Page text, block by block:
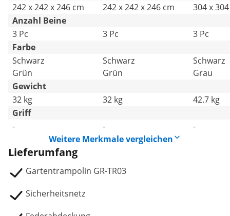
242 x 242 x 246 cm
242 x 242 x 246 cm
304 x
Anzahl Beine
3 Pc
3 Pc
3 Pc
Farbe
Schwarz
Grün
Schwarz
Grün
Schwarz
Grau
Gewicht
32 kg
32 kg
42.7 kg
Griff
-
-
-
Weitere Merkmale vergleichen
Lieferumfang
Gartentrampolin GR-TR03
Sicherheitsnetz